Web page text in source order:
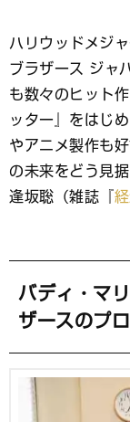
ブ
ッ
ク
マ
ー
ク
ハリウッドメジ
ブラザース ジャ
も数々のヒット
ッター』をはじ
やアニメ製作も
の未来をどう見
逢坂聡（雑誌『
バディ・マ
ザースのプ